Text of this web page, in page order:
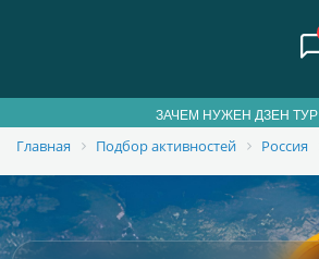
ЗАЧЕМ НУЖЕН ДЗЕН ТУР
Главная Подбор активностей Россия